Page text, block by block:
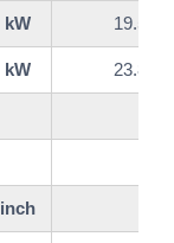
kW 19.5/3.9
kW 23.8/4.1
inch